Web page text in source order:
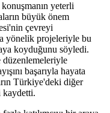
yeterli
büyük önem
çevreyi
yönelik projeleriyle bu
koyduğunu söyledi.
düzenlemeleriyle
başarıyla hayata
Türkiye'deki diğer
kaydetti.